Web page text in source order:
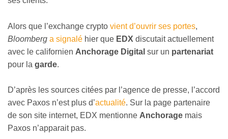
Alors que l’exchange crypto vient d’ouvrir ses portes,
Bloomberg a signalé hier que EDX discutait actuellement
avec le californien Anchorage Digital sur un partenariat
pour la garde.
D’après les sources citées par l’agence de presse, l’accord
avec Paxos n’est plus d’actualité. Sur la page partenaire
de son site internet, EDX mentionne Anchorage mais
Paxos n’apparait pas.